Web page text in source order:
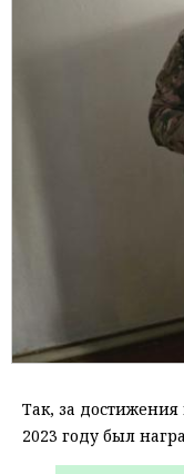
Так, за
2023 году был